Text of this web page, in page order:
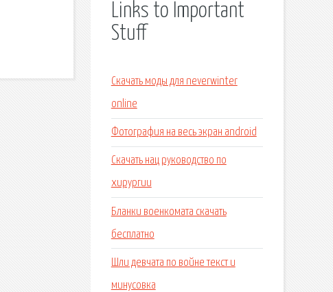
Links to Important
Stuff
Скачать моды для neverwinter
online
Фотография на весь экран android
Скачать нац руководство по
хирургии
Бланки военкомата скачать
бесплатно
Шли девчата по войне текст и
минусовка